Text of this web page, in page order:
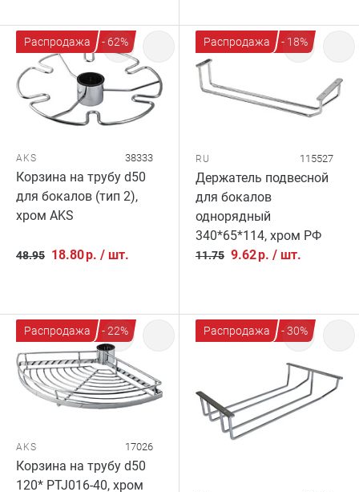
Распродажа - 62%
AKS 38333
Корзина на трубу d50
для бокалов (тип 2),
хром AKS
48.95 18.80р. / шт.
Распродажа - 18%
RU 115527
Держатель подвесной
для бокалов
однорядный
340*65*114, хром РФ
11.75 9.62р. / шт.
Распродажа - 22%
AKS 17026
Корзина на трубу d50
120* PTJ016-40, хром
Распродажа - 30%